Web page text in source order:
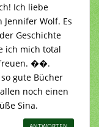
Ich liebe
Wolf. Es
Geschichte
ich mich total
freuen. ��.
gute Bücher
noch einen
Sina.